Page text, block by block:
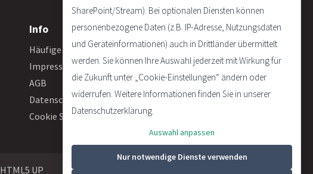
Info
Häufige Fragen
Impressum
AGB
Datenschutzerklärung
Cookie Settings
HTML5 UP
SharePoint/Stream). Bei optionalen Diensten können
personenbezogene Daten (z.B. IP-Adresse, Nutzungsdaten
und Geräteinformationen) auch in Drittländer übermittelt
werden. Sie können Ihre Auswahl jederzeit mit Wirkung für
die Zukunft unter „Cookie-Einstellungen“ ändern oder
widerrufen. Weitere Informationen finden Sie in unserer
Datenschutzerklärung.
Auswahl anpassen
Nur notwendige Dienste verwenden